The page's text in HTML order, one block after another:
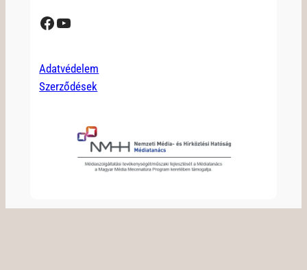
Facebook YouTube
Adatvédelem
Szerződések